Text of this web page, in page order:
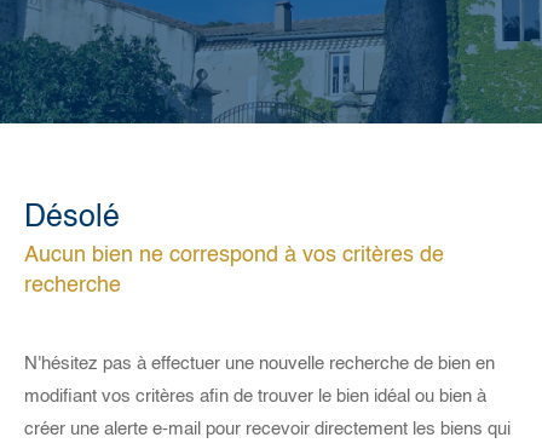
Désolé
Aucun bien ne correspond à vos critères de
recherche
N'hésitez pas à effectuer une nouvelle recherche de bien en
modifiant vos critères afin de trouver le bien idéal ou bien à
créer une alerte e-mail pour recevoir directement les biens qui